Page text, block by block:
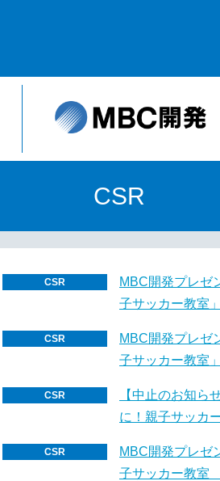
CSR
CSR
MBC開発プレゼ
子サッカー教室
CSR
MBC開発プレゼ
子サッカー教室
CSR
【中止のお知ら
に！親子サッカ
CSR
MBC開発プレ
子サッカー教室